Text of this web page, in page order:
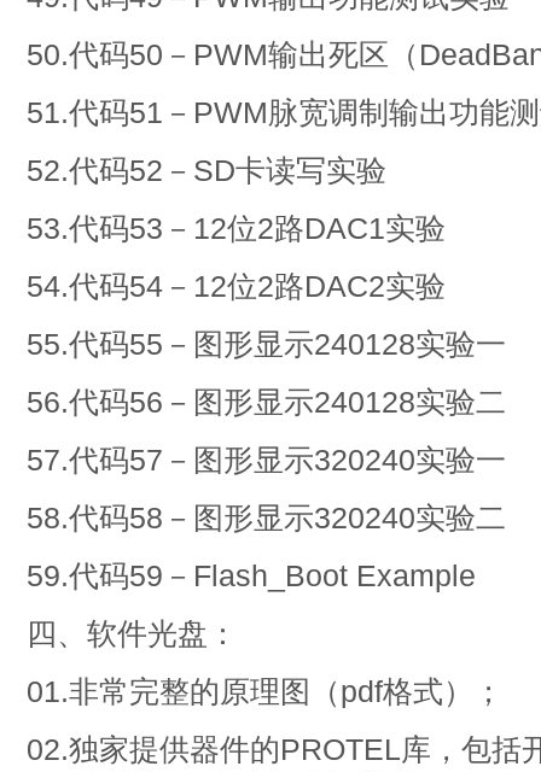
50.代码50－PWM输出死区（
51.代码51－PWM脉宽调制输出功能
52.代码52－SD卡读写实验
53.代码53－12位2路DAC1实验
54.代码54－12位2路DAC2实验
55.代码55－图形显示240128实验一
56.代码56－图形显示240128实验二
57.代码57－图形显示320240实验一
58.代码58－图形显示320240实验二
59.代码59－Flash_Boot Example
四、软件光盘：
01.非常完整的原理图（pdf格式）；
02.独家提供器件的PROTEL库，包括